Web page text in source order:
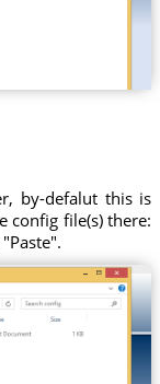
by-defalut this is
config file(s) there: